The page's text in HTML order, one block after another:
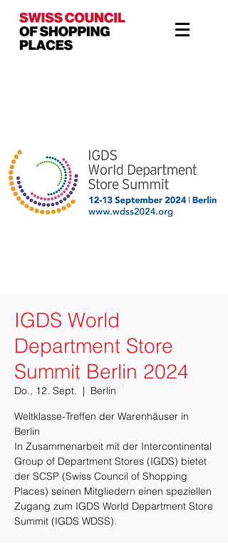
IGDS World
Department Store
Summit Berlin 2024
Do., 12. Sept.
  |
Berlin
Weltklasse-Treffen der Warenhäuser in
Berlin
In Zusammenarbeit mit der Intercontinental
Group of Department Stores (IGDS) bietet
der SCSP (Swiss Council of Shopping
Places) seinen Mitgliedern einen speziellen
Zugang zum IGDS World Department Store
Summit (IGDS WDSS).